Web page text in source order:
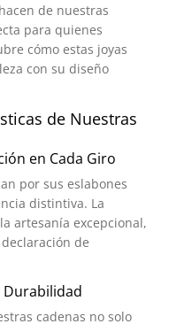
de nuestras
para quienes
cómo estas joyas
con su diseño
de Nuestras
en Cada Giro
por sus eslabones
distintiva. La
artesanía excepcional,
de
Durabilidad
cadenas no solo